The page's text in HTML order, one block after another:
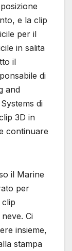
e la clip
per il
in salita
il
di
and
di
3D in
continuare
il Marine
per
Ci
insieme,
stampa